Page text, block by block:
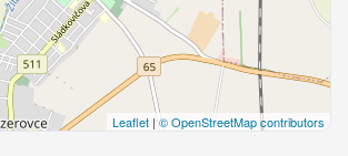
Leaflet | © OpenStreetMap contributors